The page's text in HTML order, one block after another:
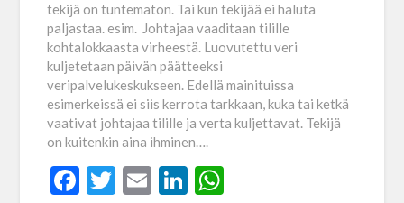
tekijä on tuntematon. Tai kun tekijää ei haluta
paljastaa. esim. Johtajaa vaaditaan tilille
kohtalokkaasta virheestä. Luovutettu veri
kuljetetaan päivän päätteeksi
veripalvelukeskukseen. Edellä mainituissa
esimerkeissä ei siis kerrota tarkkaan, kuka tai ketkä
vaativat johtajaa tilille ja verta kuljettavat. Tekijä
on kuitenkin aina ihminen….
Facebook
Twitter
EmailLinkedIn